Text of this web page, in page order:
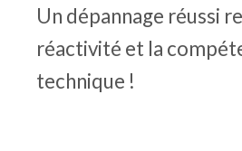
Un dépannage réussi
réactivité et la
technique !